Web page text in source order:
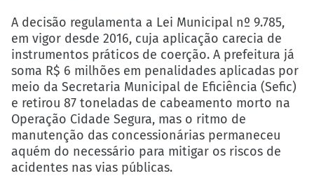
A decisão regulamenta a Lei Municipal nº 9.785,
em vigor desde 2016, cuja aplicação carecia de
instrumentos práticos de coerção. A prefeitura já
soma R$ 6 milhões em penalidades aplicadas por
meio da Secretaria Municipal de Eficiência (Sefic)
e retirou 87 toneladas de cabeamento morto na
Operação Cidade Segura, mas o ritmo de
manutenção das concessionárias permaneceu
aquém do necessário para mitigar os riscos de
acidentes nas vias públicas.